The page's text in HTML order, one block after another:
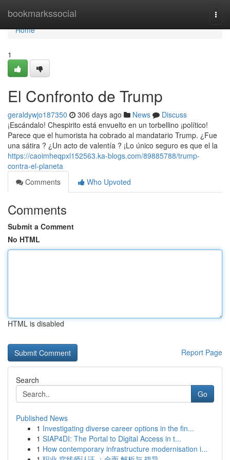
bookmarkssocial
Home
Home
1
El Confronto de Trump
geraldywjo187350 306 days ago News
Discuss
¡Escándalo! Chespirito está envuelto en un torbellino ¡político!
Parece que el humorista ha cobrado al mandatario Trump. ¿Fue
una sátira ? ¿Un acto de valentía ? ¡Lo único seguro es que el la
https://caoimheqpxl152563.ka-blogs.com/89885788/trump-
contra-el-planeta
Comments
Who Upvoted
Comments
Submit a Comment
No HTML
HTML is disabled
Report Page
Search
Go
Published News
1 Investigating diverse career options in the fin...
1 SIAP4DI: The Portal to Digital Access in t...
1 How contemporary infrastructure modernisation i...